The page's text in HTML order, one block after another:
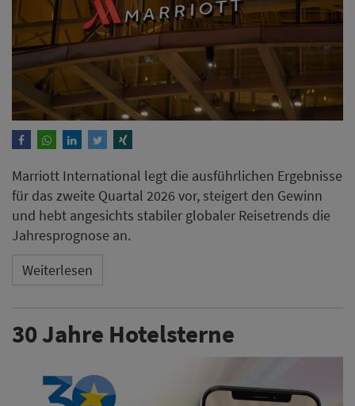
Marriott International legt die ausführlichen Ergebnisse
für das zweite Quartal 2026 vor, steigert den Gewinn
und hebt angesichts stabiler globaler Reisetrends die
Jahresprognose an.
Weiterlesen
30 Jahre Hotelsterne